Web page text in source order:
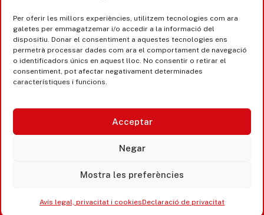
Per oferir les millors experiències, utilitzem tecnologies com ara
galetes per emmagatzemar i/o accedir a la informació del
dispositiu. Donar el consentiment a aquestes tecnologies ens
permetrà processar dades com ara el comportament de navegació
o identificadors únics en aquest lloc. No consentir o retirar el
consentiment, pot afectar negativament determinades
característiques i funcions.
Acceptar
Negar
Mostra les preferències
Avís legal, privacitat i cookiesDeclaració de privacitat
Castell d’Aro · Platja d’Aro · S’Agaró
365 www.platjadaro